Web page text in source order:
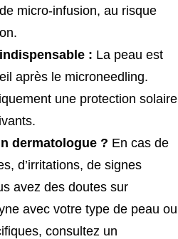
micro-infusion, au risque
: La peau est
après le microneedling.
une protection solaire
dermatologue ? En cas de
d’irritations, de signes
avez des doutes sur
avec votre type de peau ou
consultez un